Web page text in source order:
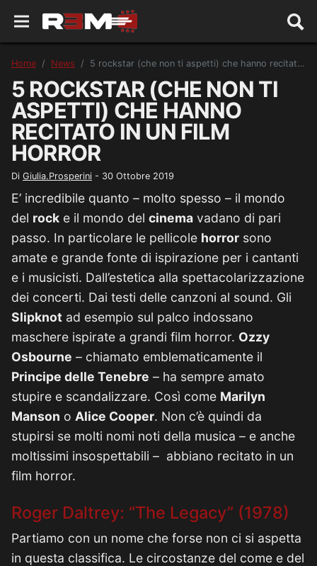
Home News 5 rockstar (che non ti aspetti) che hanno recitato in un film horror
5 ROCKSTAR (CHE NON TI
ASPETTI) CHE HANNO
RECITATO IN UN FILM
HORROR
Di Giulia.Prosperini - 30 Ottobre 2019
E’ incredibile quanto – molto spesso – il mondo
del rock e il mondo del cinema vadano di pari
passo. In particolare le pellicole horror sono
amate e grande fonte di ispirazione per i cantanti
e i musicisti. Dall’estetica alla spettacolarizzazione
dei concerti. Dai testi delle canzoni al sound. Gli
Slipknot ad esempio sul palco indossano
maschere ispirate a grandi film horror. Ozzy
Osbourne – chiamato emblematicamente il
Principe delle Tenebre – ha sempre amato
stupire e scandalizzare. Così come Marilyn
Manson o Alice Cooper. Non c’è quindi da
stupirsi se molti nomi noti della musica – e anche
moltissimi insospettabili – abbiano recitato in un
film horror.
Roger Daltrey: “The Legacy” (1978)
Partiamo con un nome che forse non ci si aspetta
in questa classifica. Le circostanze del come e del